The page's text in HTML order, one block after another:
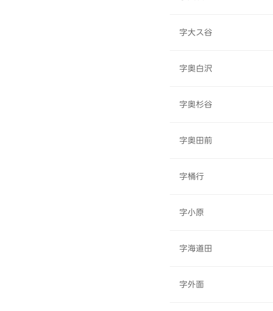
字大ス谷
字奥白沢
字奥杉谷
字奥田前
字桶行
字小原
字海道田
字外面